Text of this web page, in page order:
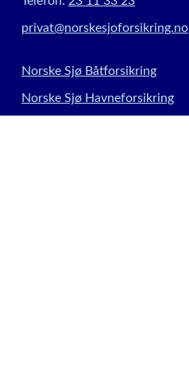
Norske Sjø Båtforsikring
Norske Sjø Havneforsikring
privat@norskesjoforsikring.no